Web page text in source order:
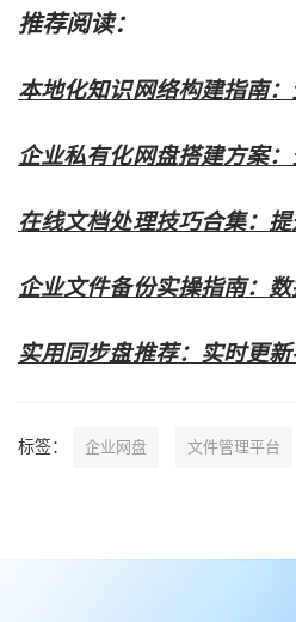
推荐阅读：
本地化知识网络构建指南
企业私有化网盘搭建方案
在线文档处理技巧合集：
企业文件备份实操指南：
实用同步盘推荐：实时更
标签： 企业网盘 文件管理平台